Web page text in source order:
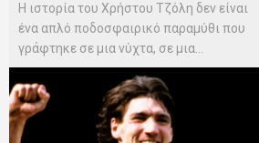
Η ιστορία του Χρήστου Τζόλη δεν είναι
ένα απλό ποδοσφαιρικό παραμύθι που
γράφτηκε σε μια νύχτα, σε μια...